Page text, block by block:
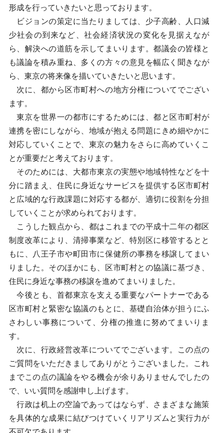
形成を行っていきたいと思っております。
ビジョンの策定に当たりましては、少子高齢、人口減
少社会の到来など、社会経済状況の変化を見据えなが
ら、解決への道筋を示してまいります。都議会の皆様と
も議論を積み重ね、多くの方々の意見を幅広く聞きなが
ら、東京の将来像を描いていきたいと思います。
次に、都から区市町村への地方分権についてでござい
ます。
東京を世界一の都市にするためには、都と区市町村が
連携を密にしながら、地域が抱える問題にきめ細やかに
対応していくことで、東京の魅力をさらに高めていくこ
とが重要だと考えております。
そのためには、大都市東京の実態や地域特性などを十
分に踏まえ、住民に身近なサービスを提供する区市町村
と広域的な行政課題に対応する都が、適切に役割を分担
していくことが求められております。
こうした観点から、都はこれまでの平成十二年の都区
制度改革により、清掃事業など、特別区に移管するとと
もに、八王子市や町田市に保健所の事務を移譲してまい
りました。そのほかにも、区市町村との協議に基づき、
住民に身近な事務の移譲を進めてまいりました。
今後とも、首都東京を支える重要なパートナーである
区市町村と緊密な協議のもとに、基礎自治体が担うにふ
さわしい事務について、分権の推進に努めてまいりま
す。
次に、行政経営改革についてでございます。この点の
ご質問をいただきましてありがとうございました。これ
までこの点の議論をやる機会が余りありませんでしたの
で、いい質問を感謝申し上げます。
行政は机上の空論であってはならず、さまざまな施策
を具体的な成果に結びつけていくリアリズムと実行力が